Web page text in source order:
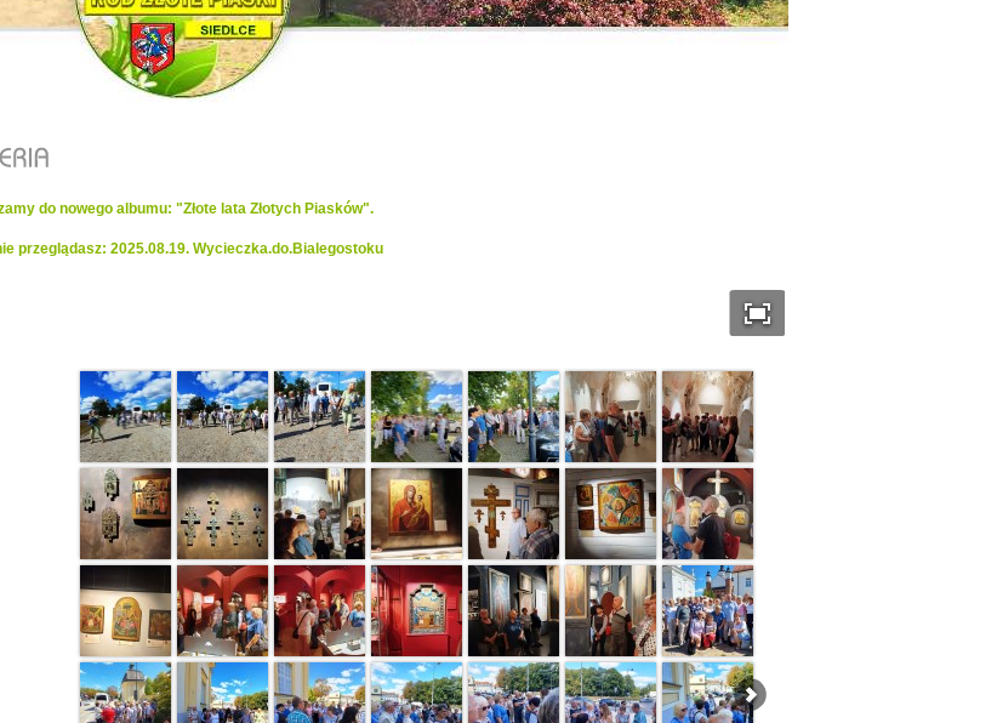
do nowego albumu: "Złote lata Złotych Piasków".
przeglądasz: 2025.08.19. Wycieczka.do.Bialegostoku